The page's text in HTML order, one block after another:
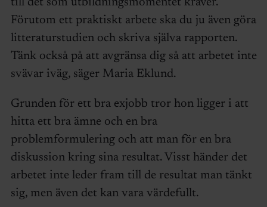
till det som utbildningsmomentet kräver.
Förutom ett praktiskt arbete ska du ju även göra
litteraturstudien och skriva själva rapporten.
Tänk också på att avgränsa dig så att arbetet inte
svävar iväg, säger Maria Eklund.
Grunden för ett bra exjobb tror hon ligger i att
hitta ett bra ämne och en bra
problemformulering och att man för en bra
diskussion kring sina resultat. Visst händer det
arbetet inte leder fram till de resultat man tänkt
sig, men även det kan vara värdefullt.